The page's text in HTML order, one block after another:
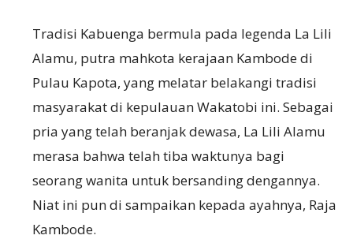
Tradisi Kabuenga bermula pada legenda La Lili
Alamu, putra mahkota kerajaan Kambode di
Pulau Kapota, yang melatar belakangi tradisi
masyarakat di kepulauan Wakatobi ini. Sebagai
pria yang telah beranjak dewasa, La Lili Alamu
merasa bahwa telah tiba waktunya bagi
seorang wanita untuk bersanding dengannya.
Niat ini pun di sampaikan kepada ayahnya, Raja
Kambode.